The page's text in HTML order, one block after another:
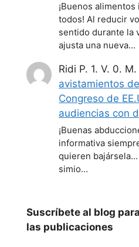
¡Buenos
todos! Al reducir
sentido durante la
ajusta una nueva…
Ridi P. 1. V. 0. M.
avistamientos
Congreso de
audiencias con
¡Buenas
informativa
quieren
simio…
Suscríbete al blog
las publicaciones